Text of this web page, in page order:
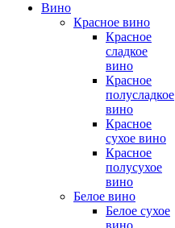
Вино
Красное вино
Красное
сладкое
вино
Красное
полусладкое
вино
Красное
сухое вино
Красное
полусухое
вино
Белое вино
Белое сухое
вино